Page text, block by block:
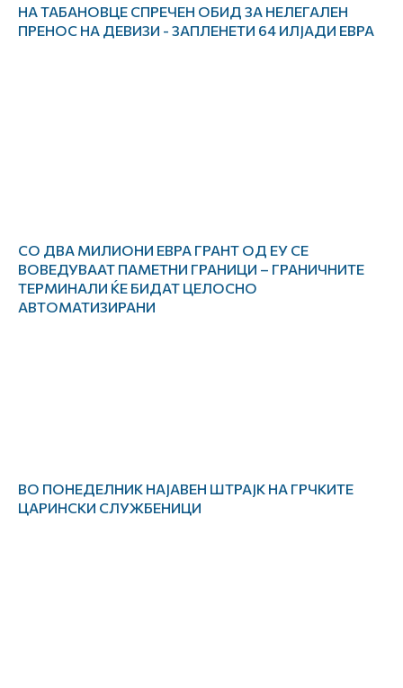
НА ТАБАНОВЦЕ СПРЕЧЕН ОБИД ЗА НЕЛЕГАЛЕН
ПРЕНОС НА ДЕВИЗИ - ЗАПЛЕНЕТИ 64 ИЛЈАДИ ЕВРА
СО ДВА МИЛИОНИ ЕВРА ГРАНТ ОД ЕУ СЕ
ВОВЕДУВААТ ПАМЕТНИ ГРАНИЦИ – ГРАНИЧНИТЕ
ТЕРМИНАЛИ ЌЕ БИДАТ ЦЕЛОСНО
АВТОМАТИЗИРАНИ
ВО ПОНЕДЕЛНИК НАЈАВЕН ШТРАЈК НА ГРЧКИТЕ
ЦАРИНСКИ СЛУЖБЕНИЦИ